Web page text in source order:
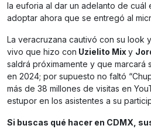
la euforia al dar un adelanto de cuál
adoptar ahora que se entregó al
La veracruzana cautivó con su look
vivo que hizo con Uzielito Mix y
saldrá próximamente y que marcará
en 2024; por supuesto no faltó
más de 38 millones de visitas en
estupor en los asistentes a su
Si buscas qué hacer en CDMX,